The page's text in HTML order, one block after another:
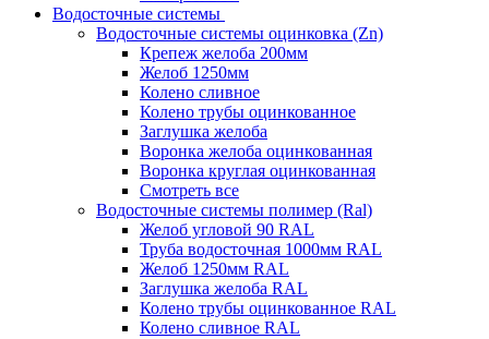
Водосточные системы
Водосточные системы оцинковка (Zn)
Крепеж желоба 200мм
Желоб 1250мм
Колено сливное
Колено трубы оцинкованное
Заглушка желоба
Воронка желоба оцинкованная
Воронка круглая оцинкованная
Смотреть все
Водосточные системы полимер (Ral)
Желоб угловой 90 RAL
Труба водосточная 1000мм RAL
Желоб 1250мм RAL
Заглушка желоба RAL
Колено трубы оцинкованное RAL
Колено сливное RAL